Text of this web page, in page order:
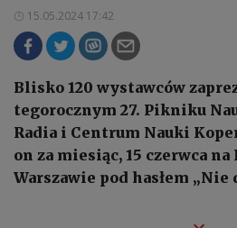
15.05.2024 17:42
Blisko 120 wystawców
tegorocznym 27. Pikniku
Radia i Centrum Nauki
on za miesiąc, 15 czerwca
Warszawie pod hasłem „Nie